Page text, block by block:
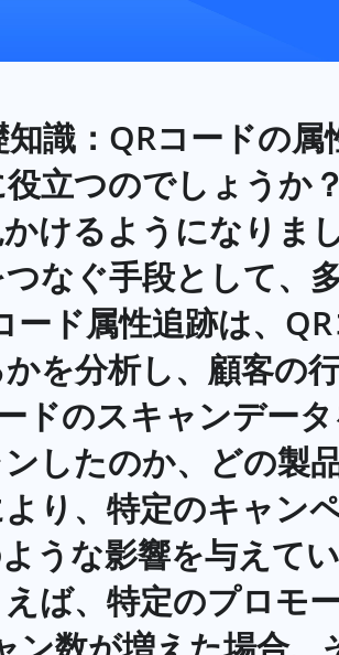
識：QRコードの
立つのでしょうか
けるようになりま
なぐ手段として、
ード属性追跡は、
を分析し、顧客の
ドのスキャンデー
したのか、どの製
り、特定のキャン
うな影響を与えて
ば、特定のプロモ